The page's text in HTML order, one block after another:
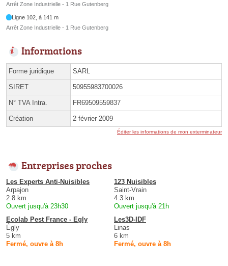
Arrêt Zone Industrielle - 1 Rue Gutenberg
Ligne 102, à 141 m
Arrêt Zone Industrielle - 1 Rue Gutenberg
Informations
Forme juridique SARL
SIRET 50955983700026
N° TVA Intra. FR69509559837
Création 2 février 2009
Éditer les informations de mon exterminateur
Entreprises proches
Les Experts Anti-Nuisibles
Arpajon
2.8 km
Ouvert jusqu'à 23h30
123 Nuisibles
Saint-Vrain
4.3 km
Ouvert jusqu'à 21h
Ecolab Pest France - Egly
Égly
5 km
Fermé, ouvre à 8h
Les3D-IDF
Linas
6 km
Fermé, ouvre à 8h